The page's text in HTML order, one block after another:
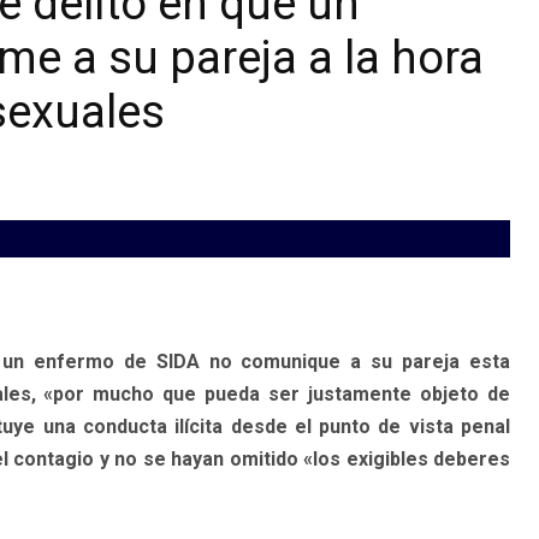
a su pareja a la hora
enfermo de SIDA no comunique a su pareja esta
«por mucho que pueda ser justamente objeto de
una conducta ilícita desde el punto de vista penal
y no se hayan omitido «los exigibles deberes